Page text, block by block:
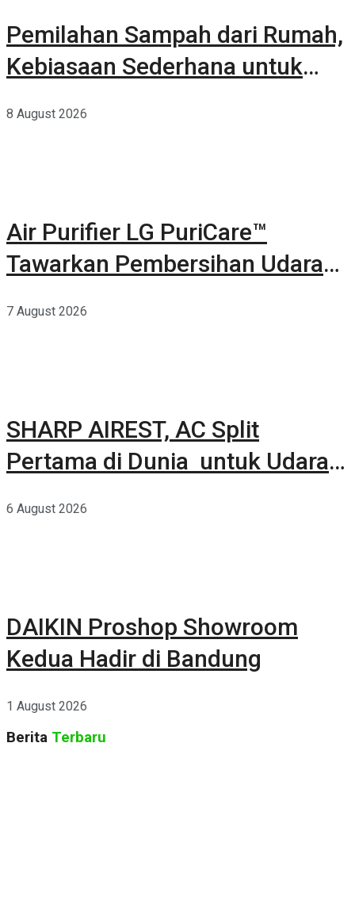
Pemilahan Sampah dari Rumah,
Kebiasaan Sederhana untuk
8 August 2026
Air Purifier LG PuriCare™
Tawarkan Pembersihan Udara
7 August 2026
SHARP AIREST, AC Split
Pertama di Dunia untuk Udara
6 August 2026
DAIKIN Proshop Showroom
Kedua Hadir di Bandung
1 August 2026
Berita Terbaru